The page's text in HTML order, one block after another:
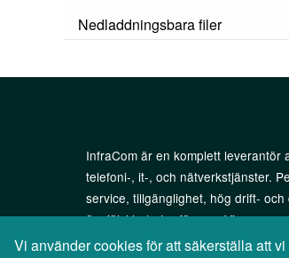
Vi använder cookies för att säkerställa att
Nedladdningsbara filer
InfraCom är en komplett leverantör
telefoni-, it-, och nätverkstjänster.
service, tillgänglighet, hög drift-
är självklarheter för oss. Vi
tjänster till ditt företag – inte tvärtom!